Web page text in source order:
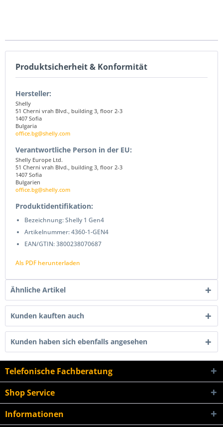
Produktsicherheit & Konformität
Hersteller:
Shelly
51 Cherni vrah Blvd., building 3, floor 2-3
1407 Sofia
Bulgaria
office.bg@shelly.com
Verantwortliche Person in der EU:
Shelly Europe Ltd.
51 Cherni vrah Blvd., building 3, floor 2-3
1407 Sofia
Bulgarien
office.bg@shelly.com
Produktidentifikation:
Bezeichnung: Shelly 1 Gen4
Artikelnummer: 4360-1-GEN4
EAN/GTIN: 3800238070687
Als PDF herunterladen
Ähnliche Artikel
Kunden kauften auch
Kunden haben sich ebenfalls angesehen
Telefonische Fachberatung
Shop Service
Informationen